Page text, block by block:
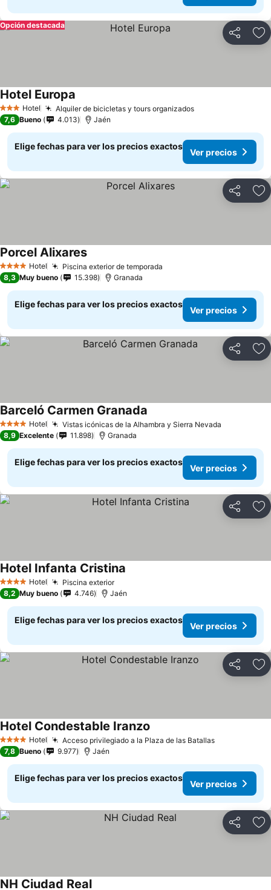
Compartir
Opción destacada
3 Estrellas
Hotel Alquiler de bicicletas y tours organizados
Hotel Europa
7,6 Bueno 4.013 Jaén
Elige fechas para ver los precios exactos
Ver precios
Compartir
4 EstrellasHotel Piscina exterior de temporada
Porcel Alixares
8,3 Muy bueno 15.398 Granada
Elige fechas para ver los precios exactos
Ver precios
Compartir
4 EstrellasHotel Vistas icónicas de la Alhambra y Sierra Nevada
Barceló Carmen Granada
8,9 Excelente 11.898 Granada
Elige fechas para ver los precios exactos
Ver precios
Compartir
4 EstrellasHotel Piscina exterior
Hotel Infanta Cristina
8,2 Muy bueno 4.746 Jaén
Elige fechas para ver los precios exactos
Ver precios
Compartir
4 EstrellasHotel Acceso privilegiado a la Plaza de las Batallas
Hotel Condestable Iranzo
7,8 Bueno 9.977 Jaén
Elige fechas para ver los precios exactos
Ver precios
Compartir
NH Ciudad Real